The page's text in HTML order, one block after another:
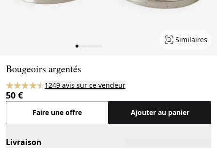
Similaires
Bougeoirs argentés
1249 avis sur ce vendeur
50 €
Faire une offre Ajouter au panier
Livraison